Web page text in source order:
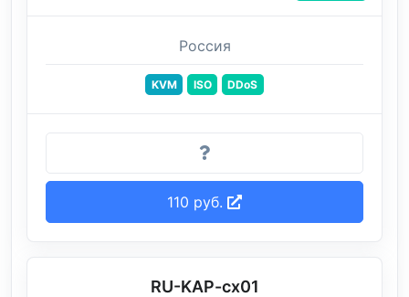
Россия
KVM ISO DDoS
110 руб.
RU-KAP-cx01